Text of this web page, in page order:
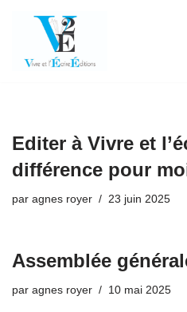
au
Editer à Vivre et
différence pour
par agnes royer 23 juin 2025
Assemblée
par agnes royer 10 mai 2025